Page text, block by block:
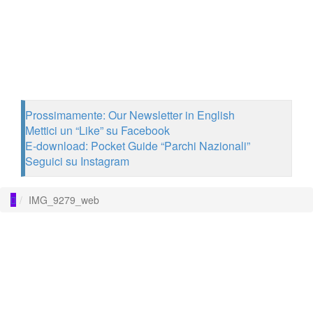
Prossimamente: Our Newsletter in English
Mettici un “Like” su Facebook
E-download: Pocket Guide “Parchi Nazionali”
Seguici su Instagram
IMG_9279_web